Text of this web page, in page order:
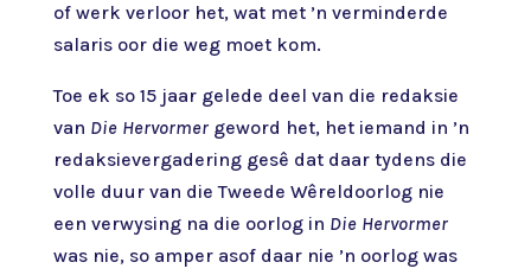
of werk verloor het, wat met ’n verminderde
salaris oor die weg moet kom.
Toe ek so 15 jaar gelede deel van die redaksie
van Die Hervormergeword het, het iemand in ’n
redaksievergadering gesê dat daar tydens die
volle duur van die Tweede Wêreldoorlog nie
een verwysing na die oorlog in Die Hervormer
was nie, so amper asof daar nie ’n oorlog was